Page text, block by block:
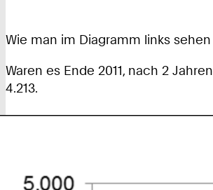
Wie man im Diagramm links
Waren es Ende 2011, nach 2
4.213.